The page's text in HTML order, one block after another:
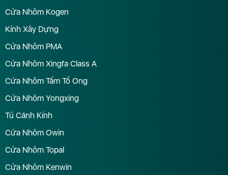
Cửa Nhôm Kogen
Kính Xây Dựng
Cửa Nhôm PMA
Cửa Nhôm Xingfa Class A
Cửa Nhôm Tấm Tổ Ong
Cửa Nhôm Yongxing
Tủ Cánh Kính
Cửa Nhôm Owin
Cửa Nhôm Topal
Cửa Nhôm Kenwin